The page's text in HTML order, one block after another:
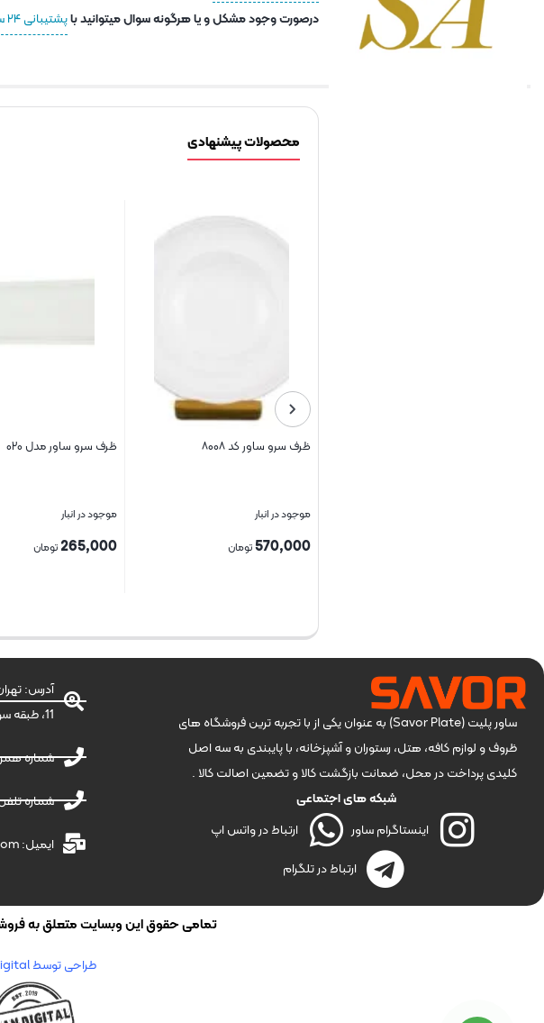
درصورت وجود مشکل و یا هرگونه سوال میتوانید باپشتیبانی ۲۴ ساعته تیم ساور
محصولات پیشنهادی
ظرف سرو ساور کد ۸۰۰۸
موجود در انبار
570,000تومان
ظرف سرو ساور مدل ۰۲۰
موجود در انبار
265,000 تومان
ساور پلیت (Savor Plate) به عنوان یکی از با تجربه ترین فروشگاه های
ظروف و لوازم کافه، هتل، رستوران و آشپزخانه، با پایبندی به سه اصل
کلیدی پرداخت در محل، ضمانت بازگشت کالا و تضمین اصالت کالا .
شبکه های اجتماعی
اینستاگرام ساور
ارتباط در واتس اپ
ارتباط در تلگرام
11، طبقه سوم
شماره همراه
شماره تلفن
ایمیل: info@savorvip.com
تمامی حقوق این وبسایت متعلق به فروشگاه
طراحی توسط Iran Digital